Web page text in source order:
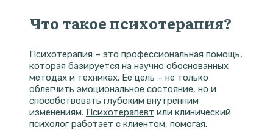
Что такое психотерапия?
Психотерапия – это профессиональная помощь,
которая базируется на научно обоснованных
методах и техниках. Ее цель – не только
облегчить эмоциональное состояние, но и
способствовать глубоким внутренним
изменениям. Психотерапевт или клинический
психолог работает с клиентом, помогая: